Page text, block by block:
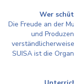
Wer
Die Freude an der
und
SUISA ist die